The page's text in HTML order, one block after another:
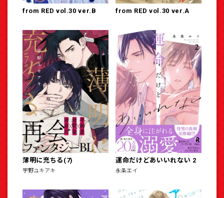
from RED vol.30 ver.B from RED vol.30 ver.A
薄明に充ちる(7)
宇野ユキアキ
運命だけどあいいれない 2
永条エイ